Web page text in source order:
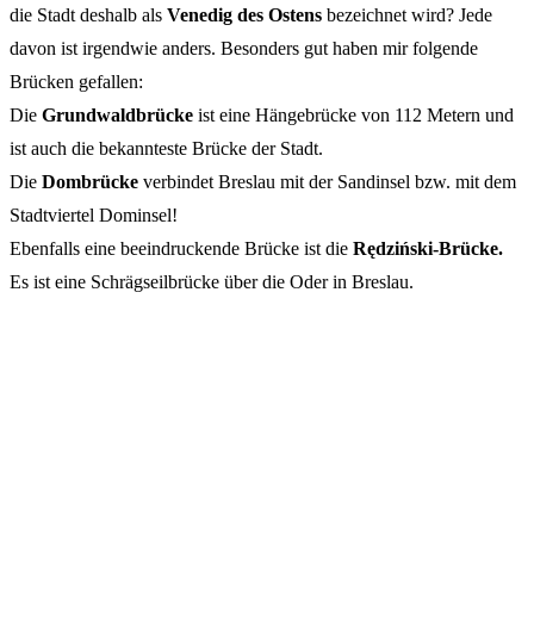
die Stadt deshalb als Venedig des Ostens bezeichnet wird? Jede
davon ist irgendwie anders. Besonders gut haben mir folgende
Brücken gefallen:
Die Grundwaldbrücke ist eine Hängebrücke von 112 Metern und
ist auch die bekannteste Brücke der Stadt.
Die Dombrücke verbindet Breslau mit der Sandinsel bzw. mit dem
Stadtviertel Dominsel!
Ebenfalls eine beeindruckende Brücke ist die Rędziński-Brücke.
Es ist eine Schrägseilbrücke über die Oder in Breslau.